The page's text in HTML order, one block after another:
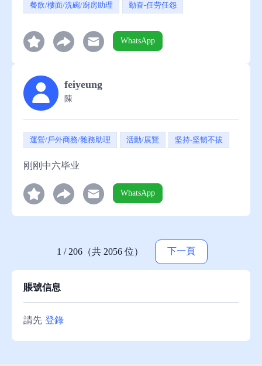
餐飲/樓面/洗碗/廚房助理 勤奋-任劳任怨
WhatsApp
feiyeung
陳
運營/戶外商務/雜務助理 活動/展覽 坚持-坚韧不拔
刚刚中六毕业
WhatsApp
1 / 206（共 2056 位） 下一頁
賬號信息
請先 登錄